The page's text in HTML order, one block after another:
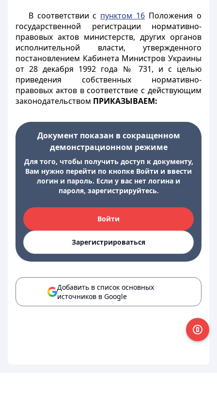
В соответствии с пунктом 16 Положения о
государственной регистрации нормативно-
правовых актов министерств, других органов
исполнительной власти, утвержденного
постановлением Кабинета Министров Украины
от 28 декабря 1992 года № 731, и с целью
приведения собственных нормативно-
правовых актов в соответствие с действующим
законодательством ПРИКАЗЫВАЕМ:
Документ показан в сокращенном
демонстрационном режиме
Для того, чтобы получить доступ к документу,
Вам нужно перейти по кнопке Войти и ввести
логин и пароль. Если у вас нет логина и
пароля, зарегистрируйтесь.
Войти
Зарегистрироваться
Добавить в список основных
источников в Google